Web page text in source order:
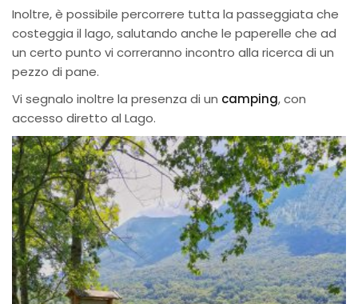
Inoltre, è possibile percorrere tutta la passeggiata che
costeggia il lago, salutando anche le paperelle che ad
un certo punto vi correranno incontro alla ricerca di un
pezzo di pane.
Vi segnalo inoltre la presenza di un camping, con
accesso diretto al Lago.